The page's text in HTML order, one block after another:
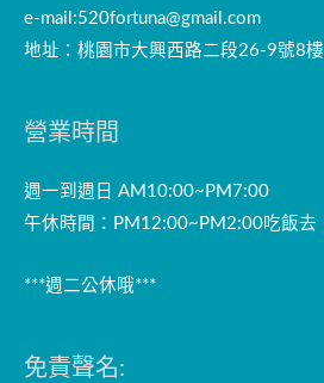
e-mail:520fortuna@gmail.com
地址：桃園市大興西路二段26-9號8樓
營業時間
週一到週日 AM10:00~PM7:00
午休時間：PM12:00~PM2:00吃飯去
***週二公休哦***
免責聲名: